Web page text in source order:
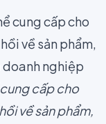
cấp cho
về sản phẩm,